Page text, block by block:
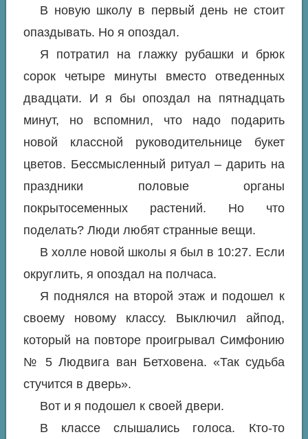
В новую школу в первый день не стоит
опаздывать. Но я опоздал.
Я потратил на глажку рубашки и брюк
сорок четыре минуты вместо отведенных
двадцати. И я бы опоздал на пятнадцать
минут, но вспомнил, что надо подарить
новой классной руководительнице букет
цветов. Бессмысленный ритуал – дарить на
праздники половые органы
покрытосеменных растений. Но что
поделать? Люди любят странные вещи.
В холле новой школы я был в 10:27. Если
округлить, я опоздал на полчаса.
Я поднялся на второй этаж и подошел к
своему новому классу. Выключил айпод,
который на повторе проигрывал Симфонию
№ 5 Людвига ван Бетховена. «Так судьба
стучится в дверь».
Вот и я подошел к своей двери.
В классе слышались голоса. Кто-то